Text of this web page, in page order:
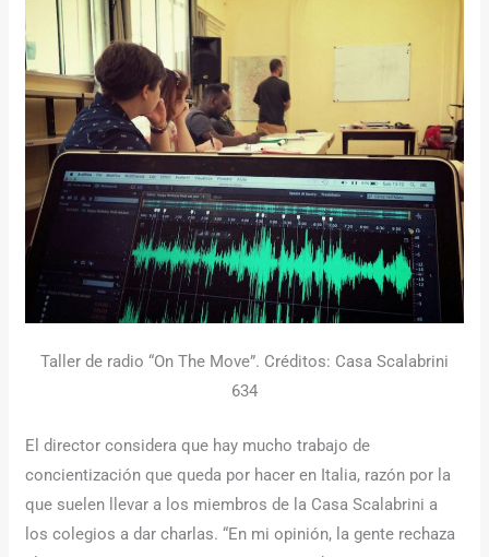
Taller de radio “On The Move”. Créditos: Casa Scalabrini
634
El director considera que hay mucho trabajo de
concientización que queda por hacer en Italia, razón por la
que suelen llevar a los miembros de la Casa Scalabrini a
los colegios a dar charlas. “En mi opinión, la gente rechaza